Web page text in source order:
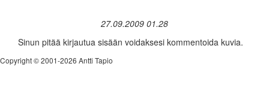
27.09.2009 01.28
Sinun pitää kirjautua sisään voidaksesi kommentoida kuvia.
Copyright © 2001-2026 Antti Tapio